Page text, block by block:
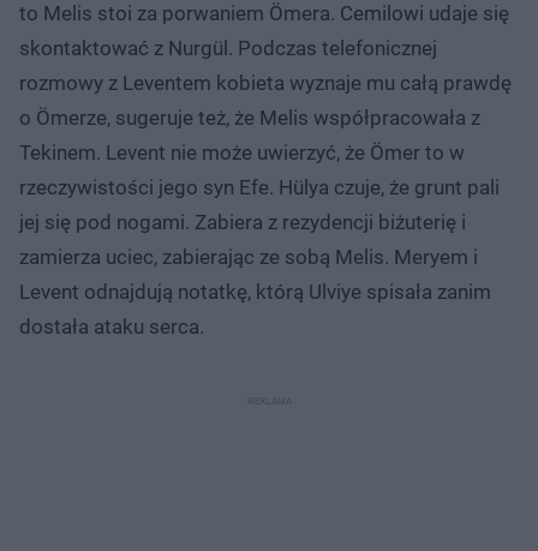
to Melis stoi za porwaniem Ömera. Cemilowi udaje się
skontaktować z Nurgül. Podczas telefonicznej
rozmowy z Leventem kobieta wyznaje mu całą prawdę
o Ömerze, sugeruje też, że Melis współpracowała z
Tekinem. Levent nie może uwierzyć, że Ömer to w
rzeczywistości jego syn Efe. Hülya czuje, że grunt pali
jej się pod nogami. Zabiera z rezydencji biżuterię i
zamierza uciec, zabierając ze sobą Melis. Meryem i
Levent odnajdują notatkę, którą Ulviye spisała zanim
dostała ataku serca.